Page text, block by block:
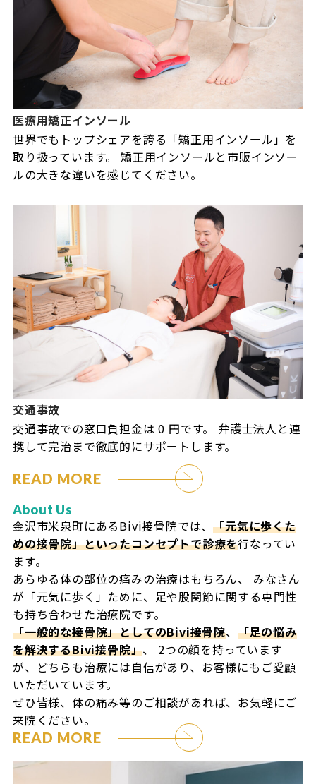
医療用矯正インソール
世界でもトップシェアを誇る「矯正用インソール」を
取り扱っています。 矯正用インソールと市販インソー
ルの大きな違いを感じてください。
交通事故
交通事故での窓口負担金は 0 円です。 弁護士法人と連
携して完治まで徹底的にサポートします。
READ MORE
About Us
金沢市米泉町にあるBivi接骨院では、「元気に歩くた
めの接骨院」といったコンセプトで診療を行なってい
ます。
あらゆる体の部位の痛みの治療はもちろん、
みなさん
が「元気に歩く」ために、足や股関節に関する専門性
も持ち合わせた治療院です。
「一般的な接骨院」としてのBivi接骨院、 「足の悩み
を解決するBivi接骨院」、
2つの顔を持っています
が、どちらも治療には自信があり、お客様にもご愛顧
いただいています。
ぜひ皆様、体の痛み等のご相談があれば、お気軽にご
来院ください。
READ MORE